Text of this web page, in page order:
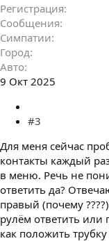
Регистрация
Сообщения
Симпатии
Город
Авто
9 Окт 2025
#3
Для меня сейчас
контакты каждый
в меню. Речь не
ответить да?
правый (почему
рулём ответить или
как положить